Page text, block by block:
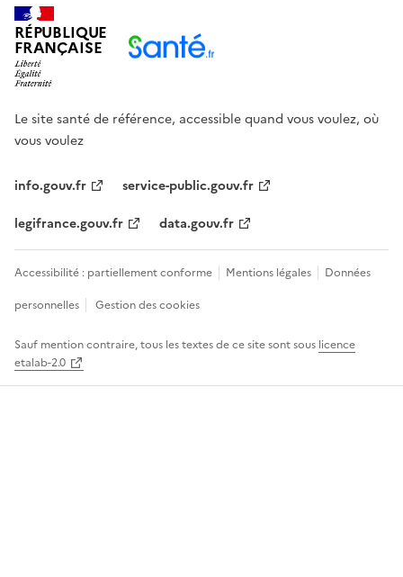
RÉPUBLIQUE
FRANÇAISE
Le site santé de référence, accessible quand vous voulez, où
vous voulez
info.gouv.fr
service-public.gouv.fr
legifrance.gouv.fr
data.gouv.fr
Accessibilité : partiellement conforme Mentions légales
Données
personnelles
Gestion des cookies
Sauf mention contraire, tous les textes de ce site sont sous licence
etalab-2.0